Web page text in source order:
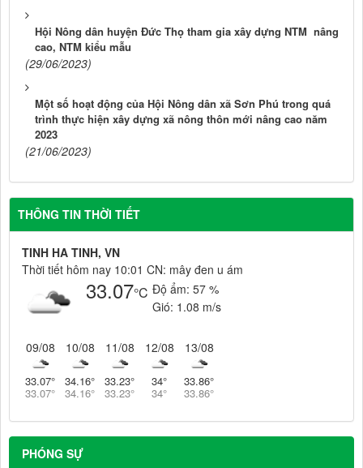
Hội Nông dân huyện Đức Thọ tham gia xây dựng NTM nâng
cao, NTM kiểu mẫu
(29/06/2023)
Một số hoạt động của Hội Nông dân xã Sơn Phú trong quá
trình thực hiện xây dựng xã nông thôn mới nâng cao năm
2023
(21/06/2023)
THÔNG TIN THỜI TIẾT
TINH HA TINH, VN
Thời tiết hôm nay 10:01 CN: mây đen u ám
33.07°C Độ ẩm: 57 %
Gió: 1.08 m/s
09/08
33.07°
33.07°
10/08
34.16°
34.16°
11/08
33.23°
33.23°
12/08
34°
34°
13/08
33.86°
33.86°
PHÓNG SỰ